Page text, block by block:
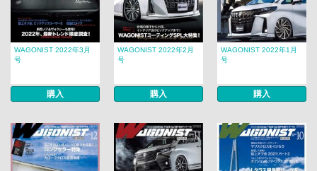
WAGONIST 2022年3月
号
購入
WAGONIST 2022年2月
号
購入
WAGONIST 2022年1月
号
購入